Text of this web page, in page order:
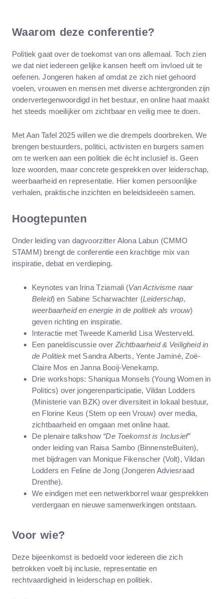
Waarom deze conferentie?
Politiek gaat over de toekomst van ons allemaal. Toch zien
we dat niet iedereen gelijke kansen heeft om invloed uit te
oefenen. Jongeren haken af omdat ze zich niet gehoord
voelen, vrouwen en mensen met diverse achtergronden zijn
ondervertegenwoordigd in het bestuur, en online haat maakt
het steeds moeilijker om zichtbaar en veilig mee te doen.
Met Aan Tafel 2025 willen we die drempels doorbreken. We
brengen bestuurders, politici, activisten en burgers samen
om te werken aan een politiek die écht inclusief is. Geen
loze woorden, maar concrete gesprekken over leiderschap,
weerbaarheid en representatie. Hier komen persoonlijke
verhalen, praktische inzichten en beleidsideeën samen.
Hoogtepunten
Onder leiding van dagvoorzitter Alona Labun (CMMO
STAMM) brengt de conferentie een krachtige mix van
inspiratie, debat en verdieping.
Keynotes van Irina Tziamali (Van Activisme naar
Beleid) en Sabine Scharwachter (Leiderschap,
weerbaarheid en energie in de politiek als vrouw)
geven richting en inspiratie.
Interactie met Tweede Kamerlid Lisa Westerveld.
Een paneldiscussie over Zichtbaarheid & Veiligheid in
de Politiekmet Sandra Alberts, Yente Jaminé, Zoë-
Claire Mos en Janna Booij-Venekamp.
Drie workshops: Shaniqua Monsels (Young Women in
Politics) over jongerenparticipatie, Vildan Lodders
(Ministerie van BZK) over diversiteit in lokaal bestuur,
en Florine Keus (Stem op een Vrouw) over media,
zichtbaarheid en omgaan met online haat.
De plenaire talkshow “De Toekomst is Inclusief”
onder leiding van Raisa Sambo (BinnensteBuiten),
met bijdragen van Monique Fikenscher (Volt), Vildan
Lodders en Feline de Jong (Jongeren Adviesraad
Drenthe).
We eindigen met een netwerkborrel waar gesprekken
verdergaan en nieuwe samenwerkingen ontstaan.
Voor wie?
Deze bijeenkomst is bedoeld voor iedereendie zich
betrokken voelt bij inclusie, representatie en
rechtvaardigheid in leiderschap en politiek.